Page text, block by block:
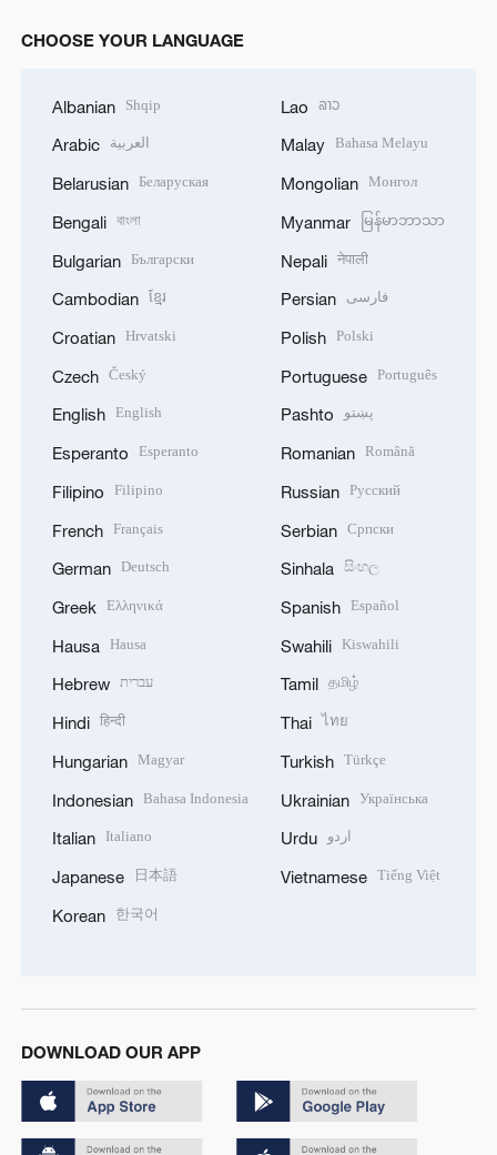
CHOOSE YOUR LANGUAGE
Albanian Shqip
Arabic العربية
Belarusian Беларуская
Bengali বাংলা
Bulgarian Български
Cambodian ខ្មែរ
Croatian Hrvatski
Czech Český
English English
Esperanto Esperanto
Filipino Filipino
French Français
German Deutsch
Greek Ελληνικά
Hausa Hausa
Hebrew עברית
Hindi हिन्दी
Hungarian Magyar
Indonesian Bahasa Indonesia
Italian Italiano
Japanese 日本語
Korean 한국어
Lao ລາວ
Malay Bahasa Melayu
Mongolian Монгол
Myanmar မြန်မာဘာသာ
Nepali नेपाली
Persian فارسی
Polish Polski
Portuguese Português
Pashto پښتو
Romanian Română
Russian Русский
Serbian Српски
Sinhala සිංහල
Spanish Español
Swahili Kiswahili
Tamil தமிழ்
Thai ไทย
Turkish Türkçe
Ukrainian Українська
Urdu اردو
Vietnamese Tiếng Việt
DOWNLOAD OUR APP